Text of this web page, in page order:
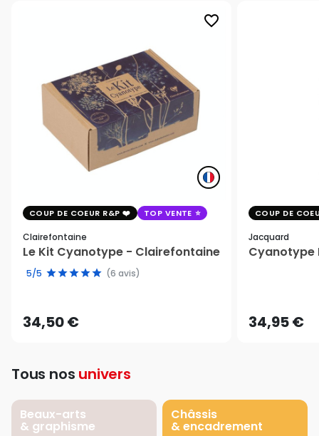
favorite_border
COUP DE COEUR R&P TOP VENTE
Clairefontaine
Le Kit Cyanotype - Clairefontaine
5/5 (6 avis)
34,50 €
COUP DE
Jacquard
Cyanotype
34,95 €
Tous nos univers
Beaux-arts
& graphisme
Châssis
& encadrement